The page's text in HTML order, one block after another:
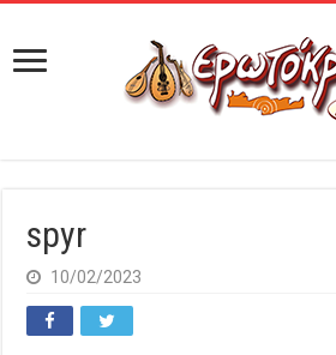
spyr
10/02/2023